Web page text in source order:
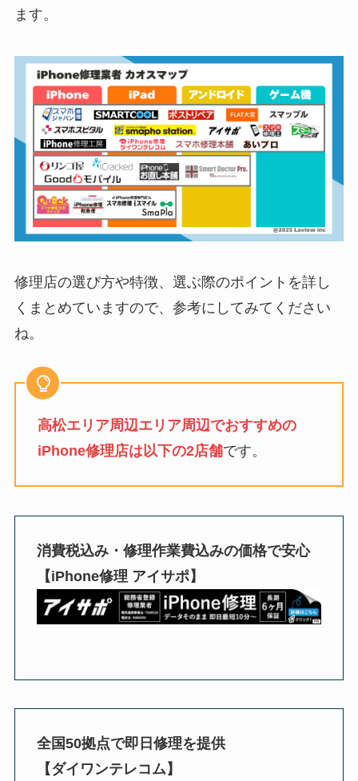
ます。
修理店の選び方や特徴、選ぶ際のポイントを詳し
くまとめていますので、参考にしてみてください
ね。
高松エリア周辺エリア周辺でおすすめの
iPhone修理店は以下の2店舗です。
消費税込み・修理作業費込みの価格で安心
【iPhone修理 アイサポ】
全国50拠点で即日修理を提供
【ダイワンテレコム】